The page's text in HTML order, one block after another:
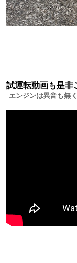
試運転動画も是非
エンジンは異音も無